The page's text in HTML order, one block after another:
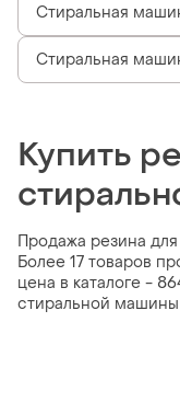
Стиральная
Стиральная
Купить
Продажа резина
Более 17 товаров
цена в каталоге -
стиральной